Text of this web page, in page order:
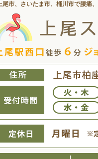
尾市、さいたま市、桶川市で腰痛、